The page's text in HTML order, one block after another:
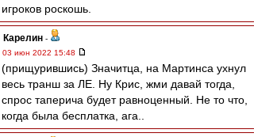
игроков роскошь.
Карелин -
03 июн 2022 15:48
(прищурившись) Значитца, на Мартинса ухнул
весь транш за ЛЕ. Ну Крис, жми давай тогда,
спрос таперича будет равноценный. Не то что,
когда была бесплатка, ага..